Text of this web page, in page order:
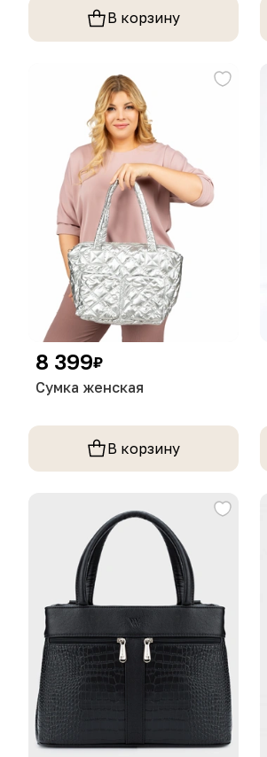
В корзину
8 399₽
Сумка женская
В корзину